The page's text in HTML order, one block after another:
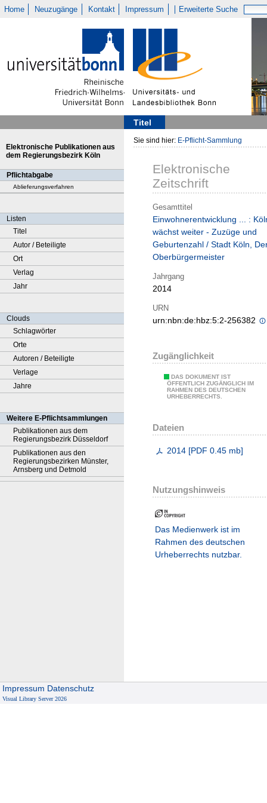
Home Neuzugänge Kontakt Impressum Erweiterte Suche
Titel
Elektronische Publikationen aus
dem Regierungsbezirk Köln
Pflichtabgabe
Ablieferungsverfahren
Listen
Titel
Autor / Beteiligte
Ort
Verlag
Jahr
Clouds
Schlagwörter
Orte
Autoren / Beteiligte
Verlage
Jahre
Weitere E-Pflichtsammlungen
Publikationen aus dem
Regierungsbezirk Düsseldorf
Publikationen aus den
Regierungsbezirken Münster,
Arnsberg und Detmold
Sie sind hier: E-Pflicht-Sammlung
Elektronische
Zeitschrift
Gesamttitel
Einwohnerentwicklung ... :
wächst weiter - Zuzüge und
Geburtenzahl / Stadt Köln,
Oberbürgermeister
Jahrgang
2014
URN
urn:nbn:de:hbz:5:2-256382
Zugänglichkeit
DAS DOKUMENT IST
ÖFFENTLICH ZUGÄNGLICH IM
RAHMEN DES DEUTSCHEN
URHEBERRECHTS.
Dateien
2014 [PDF 0.45 mb]
Nutzungshinweis
Das Medienwerk ist im
Rahmen des deutschen
Urheberrechts nutzbar.
Impressum Datenschutz
Visual Library Server 2026